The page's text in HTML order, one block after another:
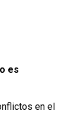
es
en el